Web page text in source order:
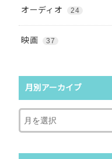
オーディオ 24
映画 37
月別アーカイブ